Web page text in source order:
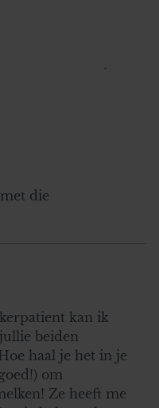
die
kan ik
beiden
haal je het in je
om
Ze heeft me